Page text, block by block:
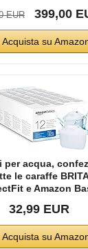
EUR 399,00
Acquista su
per acqua,
le caraffe
e Amazon
32,99 EUR
Acquista su